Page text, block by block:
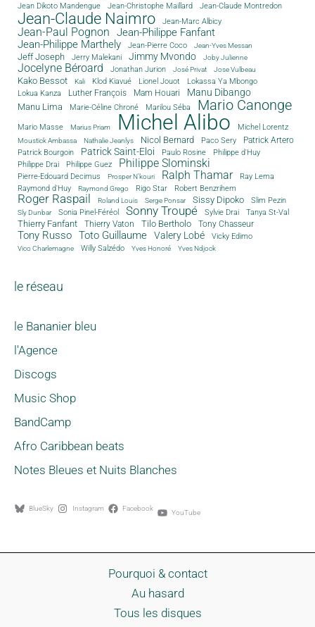
Jean Dikoto Mandengue Jean-Christophe Maillard Jean-Claude Montredon
Jean-Claude Naimro Jean-Marc Albicy
Jean-Paul Pognon
Jean-Philippe Fanfant
Jean-Philippe Marthely
Jean-Pierre Coco Jean-Yves Messan
Jeff Joseph Jerry Malekani Jimmy Mvondo Joby Julienne
Jocelyne Béroard Jonathan Jurion José Privat Jose Vulbeau
Kako Bessot Kali Klod Kiavué Lionel Jouot
Lokassa Ya Mbongo
Lokua Kanza
Luther François Mam Houari Manu Dibango
Manu Lima Marie-Céline Chroné Marilou Séba Mario Canonge
Mario Masse Marius Priam Michel Alibo Michel Lorentz
Moustick Ambassa Nathalie Jeanlys Nicol Bernard Paco Sery
Patrick Artero
Patrick Bourgoin
Patrick Saint-Eloi Paulo Rosine
Philippe d'Huy
Philippe Drai
Philippe Guez Philippe Slominski
Pierre-Edouard Decimus Prosper N'kouri Ralph Thamar
Ray Lema
Raymond d'Huy
Raymond Grego Rigo Star Robert Benzrihem
Roger Raspail Roland Louis Serge Ponsar Sissy Dipoko Slim Pezin
Sly Dunbar Sonia Pinel-Féréol Sonny Troupé Sylvie Drai Tanya St-Val
Thierry Fanfant Thierry Vaton Tilo Bertholo Tony Chasseur
Tony Russo Toto Guillaume Valery Lobé Vicky Edimo
Vico Charlemagne Willy Salzédo Yves Honoré Yves Ndjock
le réseau
le Bananier bleu
l'Agence
Discogs
Music Shop
BandCamp
Afro Caribbean beats
Notes Bleues et Nuits Blanches
BlueSky Instagram Facebook YouTube
Pourquoi & contact
Au hasard
Tous les disques